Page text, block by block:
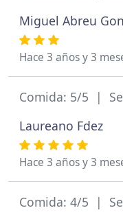
Miguel Abreu
Hace 3 años y 3
Comida: 5/5 |
Laureano Fdez
Hace 3 años y 3
Comida: 4/5 |